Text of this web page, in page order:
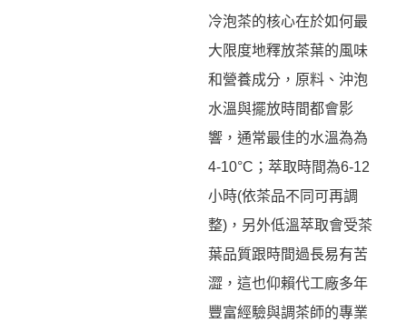
冷泡茶的核心在於如何最
大限度地釋放茶葉的風味
和營養成分，原料、沖泡
水溫與擺放時間都會影
響，通常最佳的水溫為為
4-10°C；萃取時間為6-12
小時(依茶品不同可再調
整)，另外低溫萃取會受茶
葉品質跟時間過長易有苦
澀，這也仰賴代工廠多年
豐富經驗與調茶師的專業